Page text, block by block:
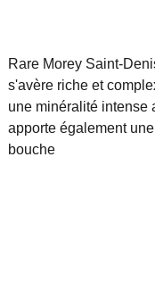
Rare Morey Saint-
s'avère riche et
une minéralité intense
apporte également
bouche